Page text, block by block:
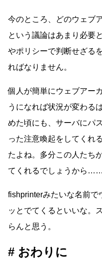
今のところ、どのウェブ
という議論はあまり必要
やポリシーで判断せざる
ればなりません。
個人が簡単にウェブアー
うになれば状況が変わる
めた頃にも、サーバにパ
った注意喚起をしてくれ
たよね。多分この人たち
てくれるでしょうから……
fishprinterみたいな名前で
ッとでてくるといいな。
らんと思う。
おわりに